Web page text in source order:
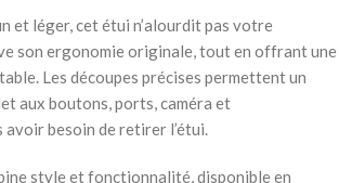
et léger, cet étui n’alourdit pas votre
son ergonomie originale, tout en offrant une
Les découpes précises permettent un
aux boutons, ports, caméra et
besoin de retirer l’étui.
style et fonctionnalité, disponible en